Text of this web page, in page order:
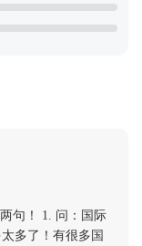
句！ 1. 问：国际
多了！有很多国